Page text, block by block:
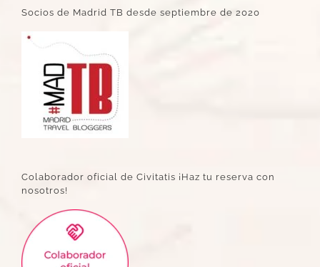
Socios de Madrid TB desde septiembre de 2020
Colaborador oficial de Civitatis ¡Haz tu reserva con
nosotros!